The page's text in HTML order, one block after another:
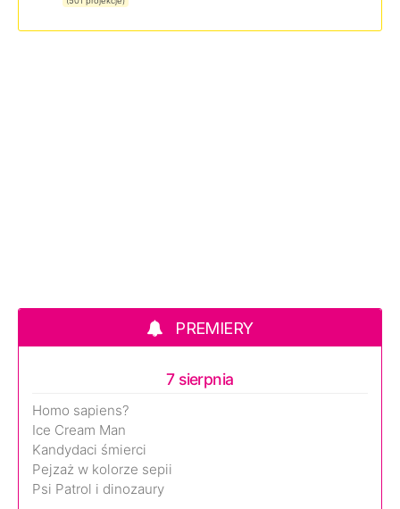
PREMIERY
7 sierpnia
Homo sapiens?
Ice Cream Man
Kandydaci śmierci
Pejzaż w kolorze sepii
Psi Patrol i dinozaury